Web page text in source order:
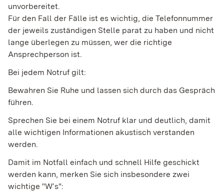
unvorbereitet.
Für den Fall der Fälle ist es wichtig, die Telefonnummer
der jeweils zuständigen Stelle parat zu haben und nicht
lange überlegen zu müssen, wer die richtige
Ansprechperson ist.
Bei jedem Notruf gilt:
Bewahren Sie Ruhe und lassen sich durch das Gespräch
führen.
Sprechen Sie bei einem Notruf klar und deutlich, damit
alle wichtigen Informationen akustisch verstanden
werden.
Damit im Notfall einfach und schnell Hilfe geschickt
werden kann, merken Sie sich insbesondere zwei
wichtige "W‘s":